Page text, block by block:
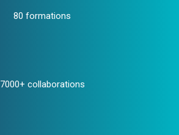
80 formations
7000+ collaborations